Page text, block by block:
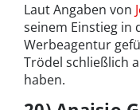
Laut Angaben von
seinem Einstieg in
Werbeagentur
Trödel schließlich
haben.